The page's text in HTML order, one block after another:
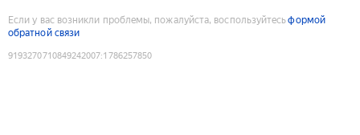
Если у вас возникли проблемы, пожалуйста, воспользуйтесьформой
обратной связи
9193270710849242007:1786257850